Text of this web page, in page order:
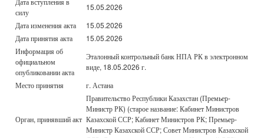
силу
15.05.2026
Дата изменения акта
15.05.2026
Дата принятия акта
15.05.2026
Информация об
официальном
опубликовании акта
Эталонный контрольный банк НПА РК в электронном
виде, 18.05.2026 г.
Место принятия
г. Астана
Орган, принявший акт
Правительство Республики Казахстан (Премьер-
Министр РК) (старое название: Кабинет Министров
Казахской ССР; Кабинет Министров РК; Премьер-
Министр Казахской ССР; Совет Министров Казахской